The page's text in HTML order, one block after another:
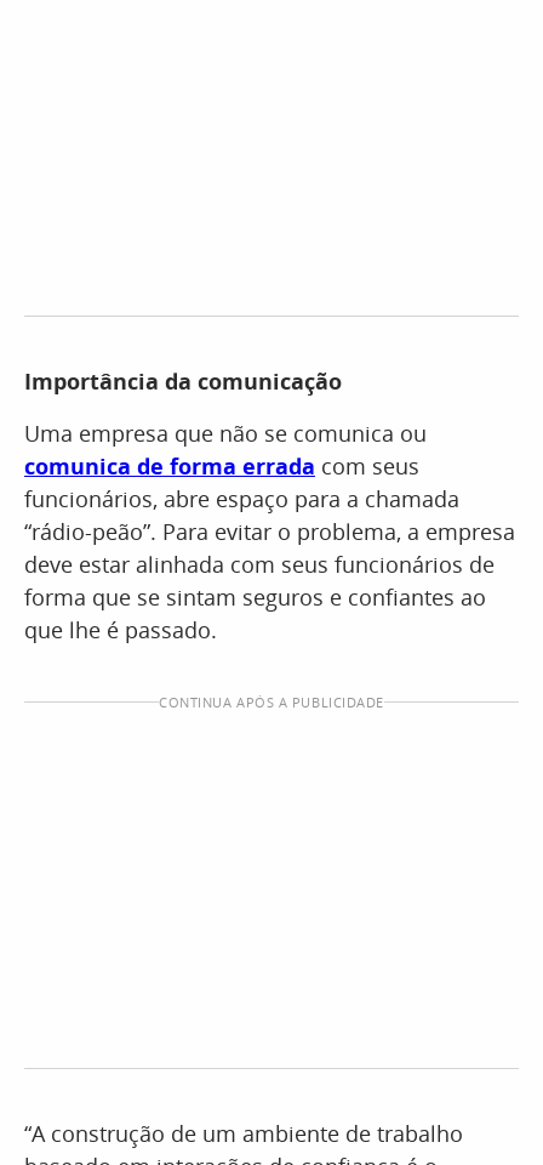
Importância da comunicação
Uma empresa que não se comunica ou
comunica de forma errada com seus
funcionários, abre espaço para a chamada
“rádio-peão”. Para evitar o problema, a empresa
deve estar alinhada com seus funcionários de
forma que se sintam seguros e confiantes ao
que lhe é passado.
CONTINUA APÓS A PUBLICIDADE
“A construção de um ambiente de trabalho